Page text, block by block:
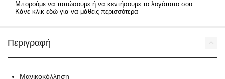
Μπορούμε να τυπώσουμε ή να κεντήσουμε το λογότυπο σου.
Κάνε κλικ εδώ για να μάθεις περισσότερα
Περιγραφή
Μανικοκόλληση